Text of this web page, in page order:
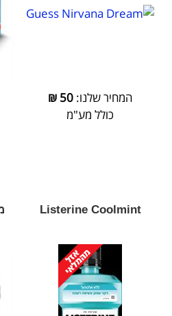
המחיר שלנו: 50
₪
כולל מע"מ
Listerine Coolmint